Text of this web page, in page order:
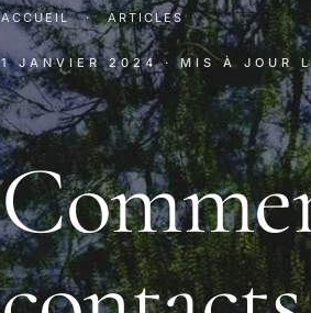
ACCUEIL · ARTICLES
1 JANVIER 2024 · MIS À JOUR